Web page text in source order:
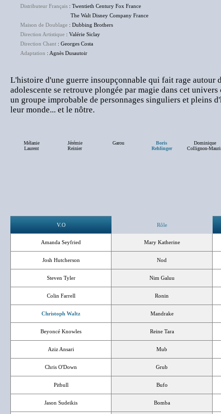
Distributeur Français : Twentieth Century Fox France
The Walt Disney Company France
Maison de Doublage : Dubbing Brothers
Direction Artistique : Valérie Siclay
Direction Chant : Georges Costa
Adaptation : Agnès Dusautoir
L'histoire d'une guerre insoupçonnable qui fait rage autour
adolescente se retrouve plongée par magie dans cet
un groupe improbable de personnages singuliers et pleins
leur monde... et le nôtre.
Mélanie
Laurent
Jérémie
Reinier
Garou
Boris
Rehlinger
Dominique
Collignon-
V.O Rôle
Amanda Seyfried Mary Katherine
Josh Hutcherson Nod
Steven Tyler Nim Galuu
Colin Farrell Ronin
Christoph Waltz Mandrake
Beyoncé Knowles Reine Tara
Aziz Ansari Mub
Chris O'Down Grub
Pitbull Bufo
Jason Sudeikis Bomba